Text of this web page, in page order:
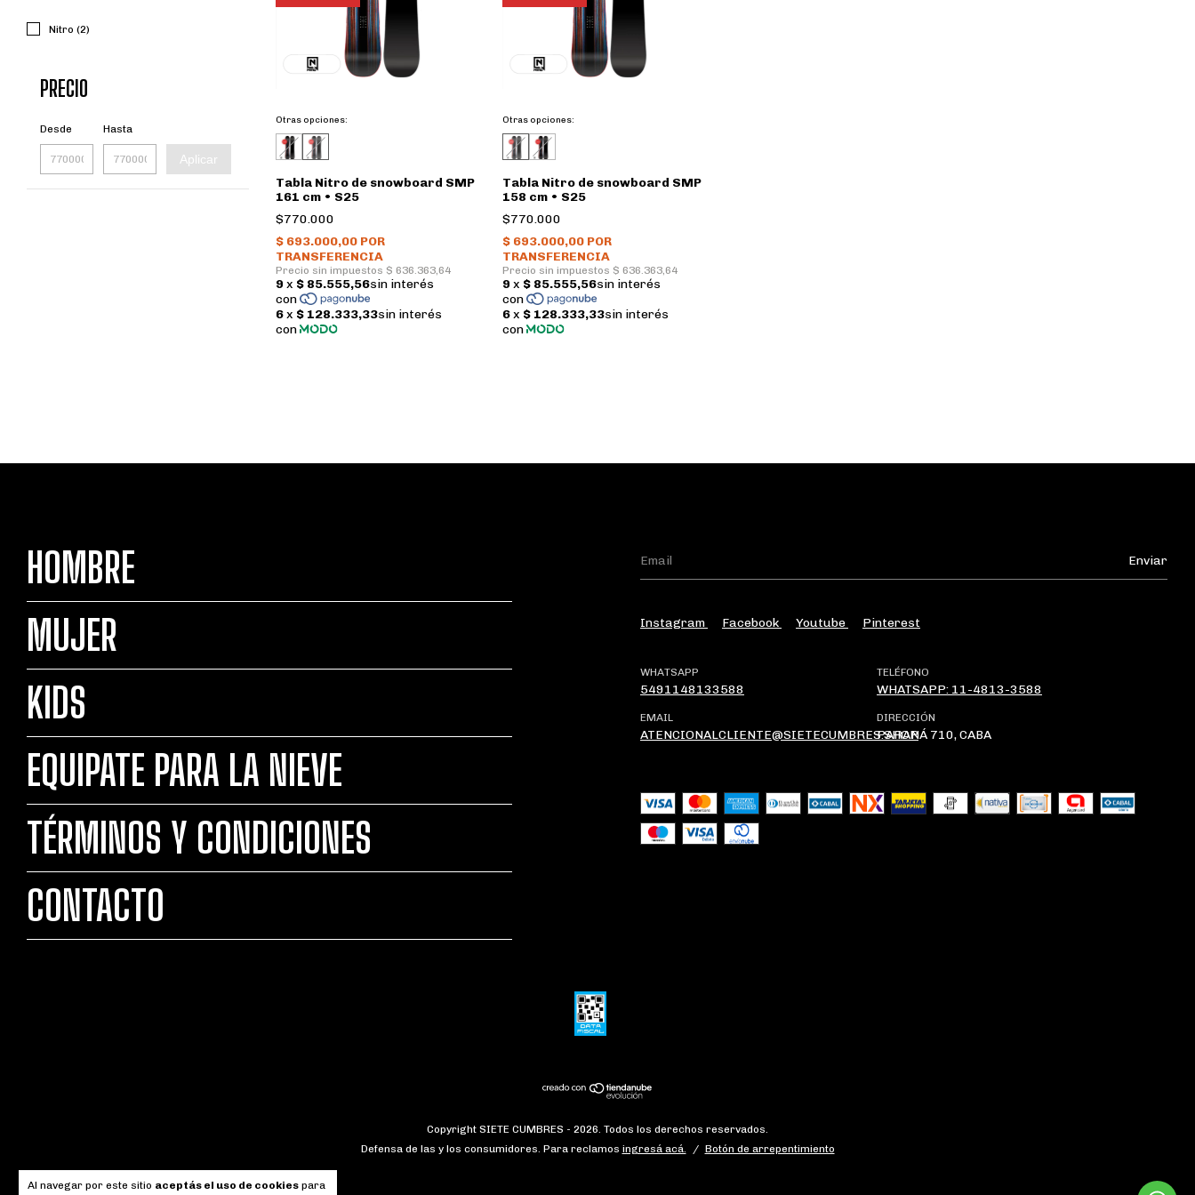
Al navegar por este sitio aceptás el uso de cookies para
Nitro (2)
PRECIO
Desde Hasta
Aplicar
Otras opciones:
Tabla Nitro de snowboard SMP
161 cm • S25
$770.000
Otras opciones:
Tabla Nitro de snowboard SMP
158 cm • S25
$770.000
HOMBRE
MUJER
KIDS
EQUIPATE PARA LA NIEVE
TÉRMINOS Y CONDICIONES
CONTACTO
Instagram Facebook Youtube Pinterest
WHATSAPP
5491148133588
TELÉFONO
WHATSAPP: 11-4813-3588
EMAIL
ATENCIONALCLIENTE@SIETECUMBRES.SHOP
DIRECCIÓN
PARANÁ 710, CABA
Copyright SIETE CUMBRES - 2026. Todos los derechos reservados.
Defensa de las y los consumidores. Para reclamos ingresá acá. / Botón de arrepentimiento